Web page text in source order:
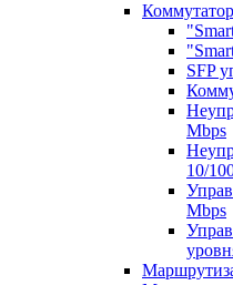
SFP
Mbps
10/
Mbps